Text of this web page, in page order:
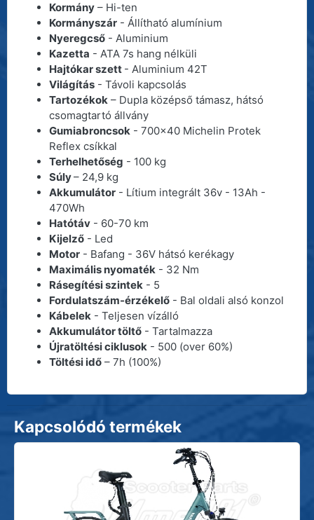
Kormány– Hi-ten
Kormányszár- Állítható alumínium
Nyeregcső- Aluminium
Kazetta - ATA 7s hang nélküli
Hajtókar szett - Aluminium 42T
Világítás- Távoli kapcsolás
Tartozékok– Dupla középső támasz, hátsó
csomagtartó állvány
Gumiabroncsok- 700x40 Michelin Protek
Reflex csíkkal
Terhelhetőség - 100 kg
Súly– 24,9 kg
Akkumulátor- Lítium integrált 36v - 13Ah -
470Wh
Hatótáv- 60-70 km
Kijelző- Led
Motor- Bafang - 36V hátsó kerékagy
Maximális nyomaték- 32 Nm
Rásegítési szintek- 5
Fordulatszám-érzékelő- Bal oldali alsó konzol
Kábelek- Teljesen vízálló
Akkumulátor töltő- Tartalmazza
Újratöltési ciklusok- 500 (over 60%)
Töltési idő– 7h (100%)
Kapcsolódó termékek